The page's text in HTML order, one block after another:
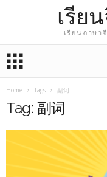
เรีย
เรียนภาษา
Home Tags 副词
Tag: 副词